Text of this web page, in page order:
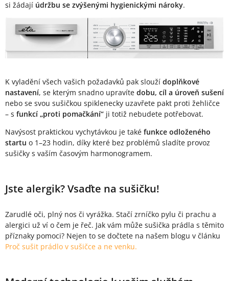
si žádají údržbu se zvýšenými hygienickými nároky.
K vyladění všech vašich požadavků pak slouží doplňkové
nastavení, se kterým snadno upravíte dobu, cíl a úroveň sušení
nebo se svou sušičkou spiklenecky uzavřete pakt proti žehličce
– s funkcí „proti pomačkání“ ji totiž nebudete potřebovat.
Navýsost praktickou vychytávkou je také funkce odloženého
startu o 1–23 hodin, díky které bez problémů sladíte provoz
sušičky s vaším časovým harmonogramem.
Jste alergik? Vsaďte na sušičku!
Zarudlé oči, plný nos či vyrážka. Stačí zrníčko pylu či prachu a
alergici už ví o čem je řeč. Jak vám může sušička prádla s těmito
příznaky pomoci? Nejen to se dočtete na našem blogu v článku
Proč sušit prádlo v sušičce a ne venku.